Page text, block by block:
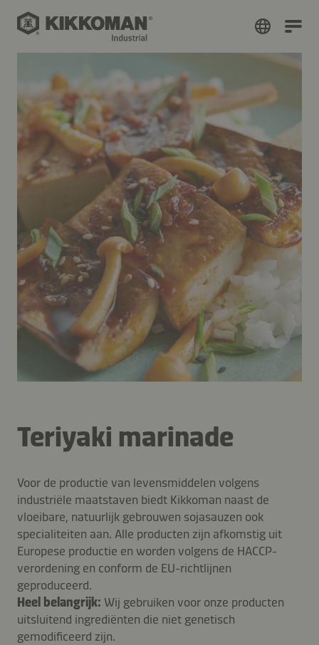
Teriyaki marinade
Voor de productie van levensmiddelen volgens
industriële maatstaven biedt Kikkoman naast de
vloeibare, natuurlijk gebrouwen sojasauzen ook
specialiteiten aan. Alle producten zijn afkomstig uit
Europese productie en worden volgens de HACCP-
verordening en conform de EU-richtlijnen
geproduceerd.
Heel belangrijk: Wij gebruiken voor onze producten
uitsluitend ingrediënten die niet genetisch
gemodificeerd zijn.